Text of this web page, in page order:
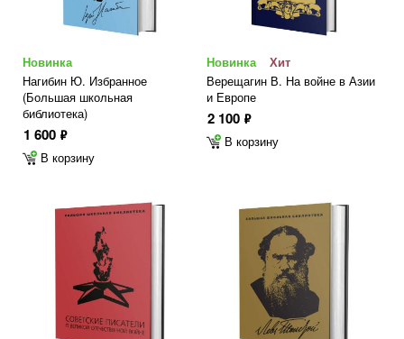
Новинка
Нагибин Ю. Избранное
(Большая школьная
библиотека)
1 600 ф
В корзину
Новинка
Хит
Верещагин В. На войне в Азии
и Европе
2 100 ф
В корзину